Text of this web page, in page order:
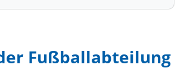
Fußballabteilung